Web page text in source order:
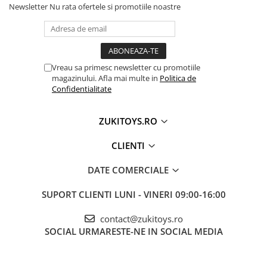
Newsletter Nu rata ofertele si promotiile noastre
Vreau sa primesc newsletter cu promotiile
magazinului. Afla mai multe in Politica de
Confidentialitate
ZUKITOYS.RO
CLIENTI
DATE COMERCIALE
SUPORT CLIENTI LUNI - VINERI 09:00-16:00
contact@zukitoys.ro
SOCIAL URMARESTE-NE IN SOCIAL MEDIA